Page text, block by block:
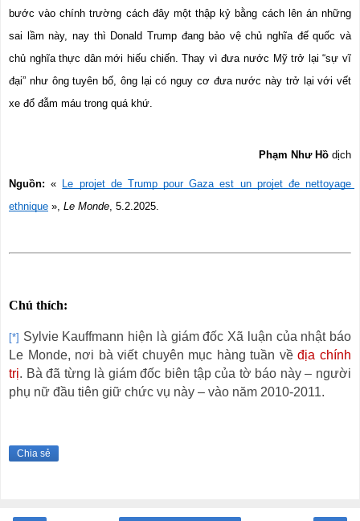
bước vào chính trường cách đây một thập kỷ bằng cách lên án những
sai lầm này, nay thì Donald Trump đang bảo vệ chủ nghĩa đế quốc và
chủ nghĩa thực dân mới hiếu chiến. Thay vì đưa nước Mỹ trở lại “sự vĩ
đại” như ông tuyên bố, ông lại có nguy cơ đưa nước này trở lại với vết
xe đổ đẫm máu trong quá khứ.
Phạm Như Hồ dịch
Nguồn: « Le projet de Trump pour Gaza est un projet đe nettoyage
ethnique », Le Monde, 5.2.2025.
Chú thích:
[*] Sylvie Kauffmann hiện là giám đốc Xã luận của nhật báo
Le Monde, nơi bà viết chuyên mục hàng tuần vềđịa chính
trị. Bà đã từng là giám đốc biên tập của tờ báo này – người
phụ nữ đầu tiên giữ chức vụ này – vào năm 2010-2011.
Chia sẻ